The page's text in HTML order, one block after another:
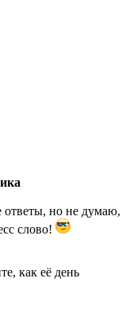
но не думаю,
слово!
как её день